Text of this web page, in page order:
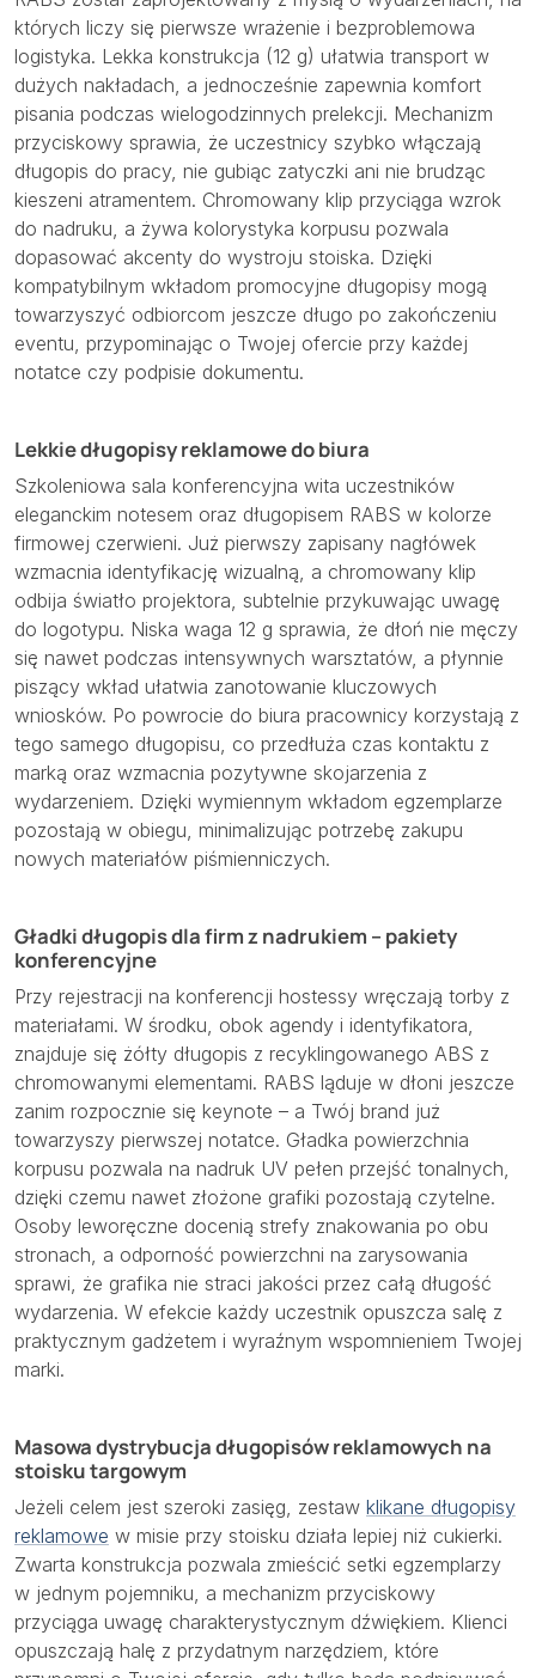
których liczy się pierwsze wrażenie i bezproblemowa
logistyka. Lekka konstrukcja (12 g) ułatwia transport w
dużych nakładach, a jednocześnie zapewnia komfort
pisania podczas wielogodzinnych prelekcji. Mechanizm
przyciskowy sprawia, że uczestnicy szybko włączają
długopis do pracy, nie gubiąc zatyczki ani nie brudząc
kieszeni atramentem. Chromowany klip przyciąga wzrok
do nadruku, a żywa kolorystyka korpusu pozwala
dopasować akcenty do wystroju stoiska. Dzięki
kompatybilnym wkładom promocyjne długopisy mogą
towarzyszyć odbiorcom jeszcze długo po zakończeniu
eventu, przypominając o Twojej ofercie przy każdej
notatce czy podpisie dokumentu.
Lekkie długopisy reklamowe do biura
Szkoleniowa sala konferencyjna wita uczestników
eleganckim notesem oraz długopisem RABS w kolorze
firmowej czerwieni. Już pierwszy zapisany nagłówek
wzmacnia identyfikację wizualną, a chromowany klip
odbija światło projektora, subtelnie przykuwając uwagę
do logotypu. Niska waga 12 g sprawia, że dłoń nie męczy
się nawet podczas intensywnych warsztatów, a płynnie
piszący wkład ułatwia zanotowanie kluczowych
wniosków. Po powrocie do biura pracownicy korzystają z
tego samego długopisu, co przedłuża czas kontaktu z
marką oraz wzmacnia pozytywne skojarzenia z
wydarzeniem. Dzięki wymiennym wkładom egzemplarze
pozostają w obiegu, minimalizując potrzebę zakupu
nowych materiałów piśmienniczych.
Gładki długopis dla firm z nadrukiem – pakiety
konferencyjne
Przy rejestracji na konferencji hostessy wręczają torby z
materiałami. W środku, obok agendy i identyfikatora,
znajduje się żółty długopis z recyklingowanego ABS z
chromowanymi elementami. RABS ląduje w dłoni jeszcze
zanim rozpocznie się keynote – a Twój brand już
towarzyszy pierwszej notatce. Gładka powierzchnia
korpusu pozwala na nadruk UV pełen przejść tonalnych,
dzięki czemu nawet złożone grafiki pozostają czytelne.
Osoby leworęczne docenią strefy znakowania po obu
stronach, a odporność powierzchni na zarysowania
sprawi, że grafika nie straci jakości przez całą długość
wydarzenia. W efekcie każdy uczestnik opuszcza salę z
praktycznym gadżetem i wyraźnym wspomnieniem Twojej
marki.
Masowa dystrybucja długopisów reklamowych na
stoisku targowym
Jeżeli celem jest szeroki zasięg, zestaw klikane długopisy
reklamowe w misie przy stoisku działa lepiej niż cukierki.
Zwarta konstrukcja pozwala zmieścić setki egzemplarzy
w jednym pojemniku, a mechanizm przyciskowy
przyciąga uwagę charakterystycznym dźwiękiem. Klienci
opuszczają halę z przydatnym narzędziem, które